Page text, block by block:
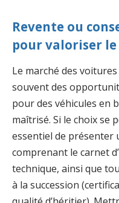
Revente ou
pour valoriser
Le marché des voitures
souvent des
pour des véhicules en
maîtrisé. Si le choix se
essentiel de présenter
comprenant le carnet
technique, ainsi que
à la succession